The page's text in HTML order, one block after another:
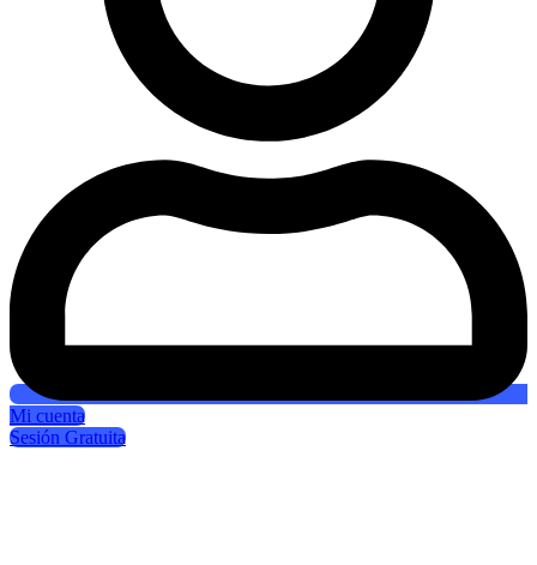
Mi cuenta
Sesión Gratuita